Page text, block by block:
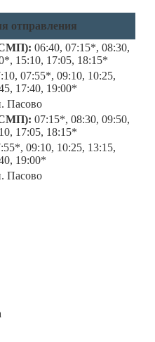
отправления
06:40, 07:15*, 08:30,
15:10, 17:05, 18:15*
07:55*, 09:10, 10:25,
17:40, 19:00*
Пасово
07:15*, 08:30, 09:50,
17:05, 18:15*
09:10, 10:25, 13:15,
19:00*
Пасово